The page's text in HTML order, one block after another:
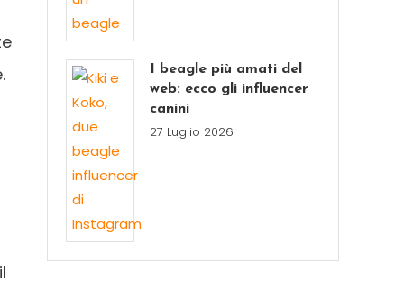
I beagle più amati del
web: ecco gli influencer
canini
27 Luglio 2026